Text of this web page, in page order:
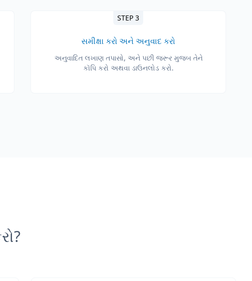
STEP 3
સમીક્ષા કરો અને અનુવાદ કરો
અનુવાદિત લખાણ તપાસો, અને પછી જરૂર મુજબ તેને
કૉપિ કરો અથવા ડાઉનલોડ કરો.